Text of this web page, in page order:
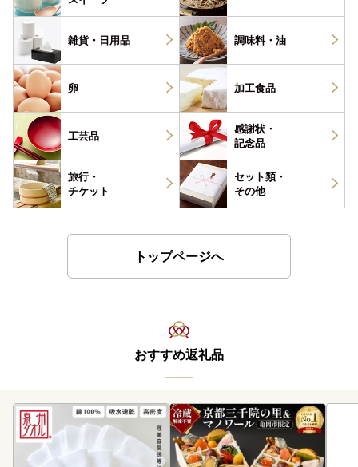
雑貨・ 日用品 調味料・ 油
卵 加工食品
工芸品
感謝状・
記念品
旅行・
チケット
セット類・
その他
トップページへ
おすすめ返礼品